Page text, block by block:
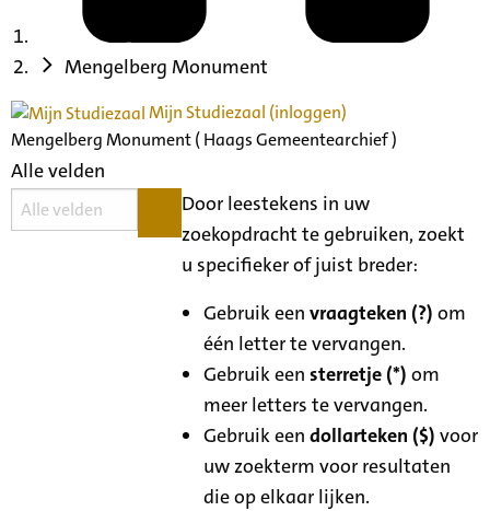
Mengelberg Monument
Mijn Studiezaal (inloggen)
Mengelberg Monument ( Haags Gemeentearchief )
Alle velden
Door leestekens in uw
zoekopdracht te gebruiken, zoekt
u specifieker of juist breder:
Gebruik eenvraagteken (?) om
één letter te vervangen.
Gebruik eensterretje (*) om
meer letters te vervangen.
Gebruik eendollarteken ($) voor
uw zoekterm voor resultaten
die op elkaar lijken.